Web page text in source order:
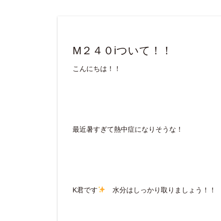
M２４０iついて！！
こんにちは！！
最近暑すぎて熱中症になりそうな！
K君です 水分はしっかり取りましょう！！